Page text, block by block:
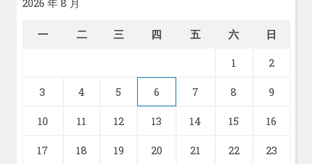
一 二 三 四 五 六 日
1 2
3 4 5 6 7 8 9
10 11 12 13 14 15 16
17 18 19 20 21 22 23